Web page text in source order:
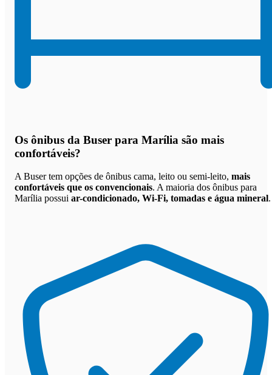
Os ônibus da Buser para Marília são mais
confortáveis?
A Buser tem opções de ônibus cama, leito ou semi-leito, mais
confortáveis que os convencionais. A maioria dos ônibus para
Marília possui ar-condicionado, Wi-Fi, tomadas e água mineral.